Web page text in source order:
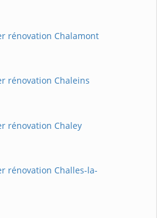
rénovation Chalamont
rénovation Chaleins
rénovation Chaley
rénovation Challes-la-